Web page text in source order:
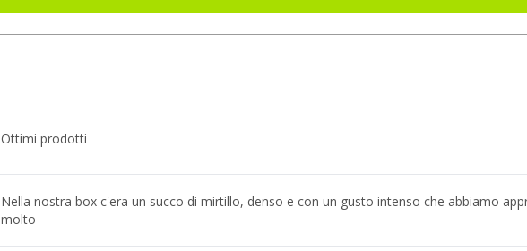
Ottimi prodotti
Nella nostra box c'era un succo di mirtillo, denso e con un gusto intenso che abbiamo
molto